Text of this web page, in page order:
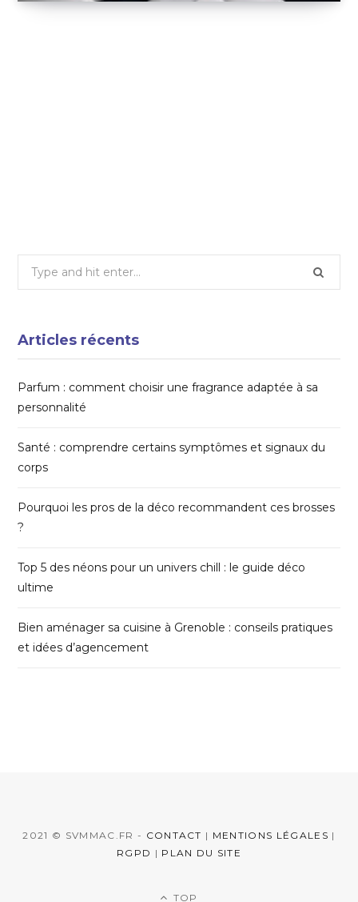
Search
Articles récents
Parfum : comment choisir une fragrance adaptée à sa
personnalité
Santé : comprendre certains symptômes et signaux du
corps
Pourquoi les pros de la déco recommandent ces brosses
?
Top 5 des néons pour un univers chill : le guide déco
ultime
Bien aménager sa cuisine à Grenoble : conseils pratiques
et idées d’agencement
2021 © SVMMAC.FR - CONTACT | MENTIONS LÉGALES |
RGPD | PLAN DU SITE
TOP